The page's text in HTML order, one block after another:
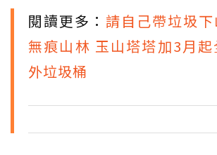
閱讀更多： 請自己帶垃圾
無痕山林 玉山塔塔加3月起
外垃圾桶